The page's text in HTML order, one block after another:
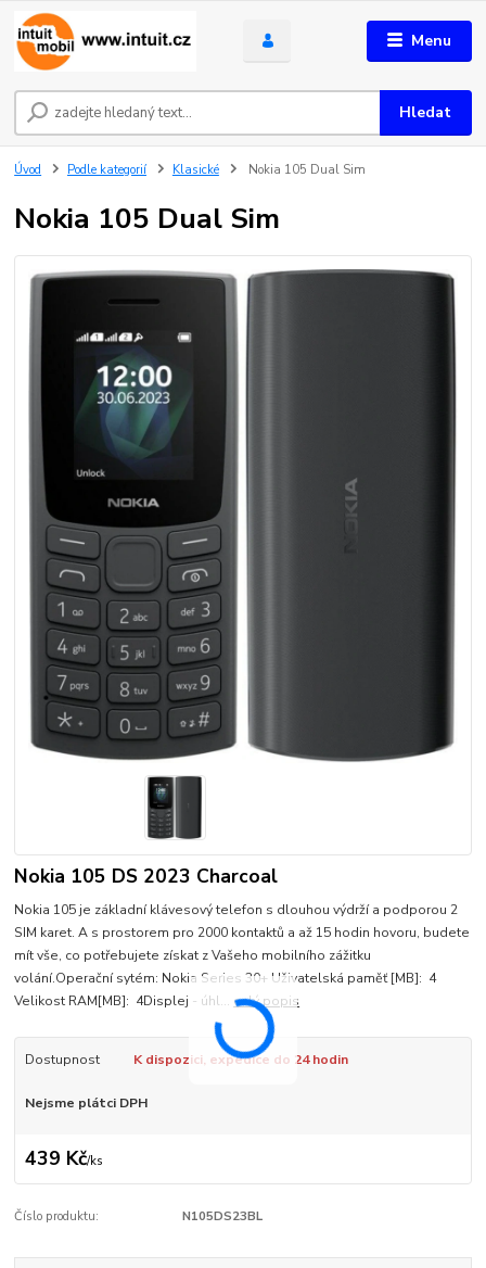
Menu
Hledat
Úvod Podle kategorií Klasické Nokia 105 Dual Sim
Nokia 105 Dual Sim
Nokia 105 DS 2023 Charcoal
Nokia 105 je základní klávesový telefon s dlouhou výdrží a podporou 2
SIM karet. A s prostorem pro 2000 kontaktů a až 15 hodin hovoru, budete
mít vše, co potřebujete získat z Vašeho mobilního zážitku
volání.Operační sytém: Nokia Series 30+ Uživatelská paměť [MB]: 4
Velikost RAM[MB]: 4Displej - úhl... celý popis
Dostupnost K dispozici, expedice do 24 hodin
Nejsme plátci DPH
439 Kč/ks
Číslo produktu: N105DS23BL